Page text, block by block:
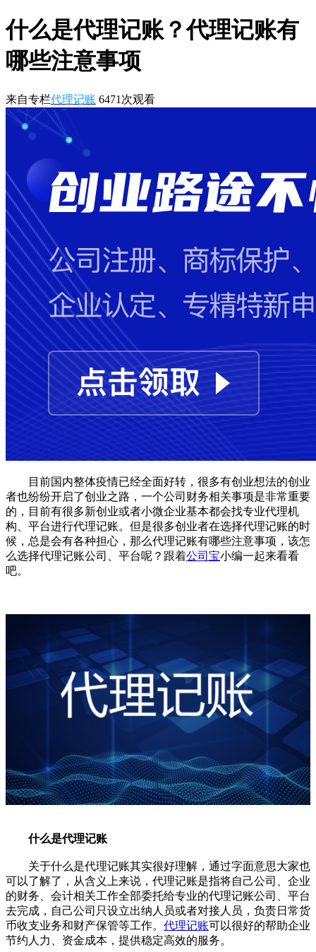
什么是代理记账？代理记账有
哪些注意事项
来自专栏代理记账 6471 次观看
目前国内整体疫情已经全面好转，很多有创业想法的创业
者也纷纷开启了创业之路，一个公司财务相关事项是非常重要
的，目前有很多新创业或者小微企业基本都会找专业代理机
构、平台进行代理记账。但是很多创业者在选择代理记账的时
候，总是会有各种担心，那么代理记账有哪些注意事项，该怎
么选择代理记账公司、平台呢？跟着公司宝小编一起来看看
吧。
什么是代理记账
关于什么是代理记账其实很好理解，通过字面意思大家也
可以了解了，从含义上来说，代理记账是指将自己公司、企业
的财务、会计相关工作全部委托给专业的代理记账公司、平台
去完成，自己公司只设立出纳人员或者对接人员，负责日常货
币收支业务和财产保管等工作。 代理记账可以很好的帮助企业
节约人力、资金成本，提供稳定高效的服务。